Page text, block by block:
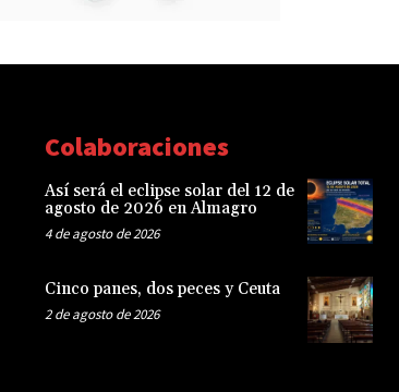
Colaboraciones
Así será el eclipse solar del 12 de
agosto de 2026 en Almagro
4 de agosto de 2026
Cinco panes, dos peces y Ceuta
2 de agosto de 2026